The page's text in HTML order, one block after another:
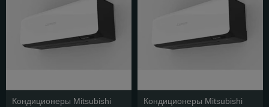
Кондиционеры Mitsubishi
Кондиционеры Mitsubishi